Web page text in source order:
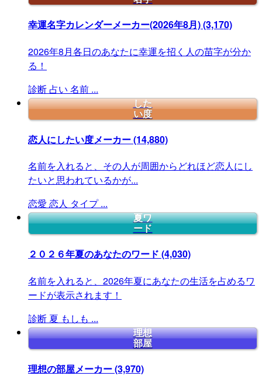
幸運名字カレンダーメーカー(2026年8月)(3,170)
2026年8月各日のあなたに幸運を招く人の苗字が分か
る！
診断 占い 名前 ...
した
い度
恋人にしたい度メーカー(14,880)
名前を入れると、その人が周囲からどれほど恋人にし
たいと思われているかが...
恋愛 恋人 タイプ ...
夏ワ
ード
２０２６年夏のあなたのワード (4,030)
名前を入れると、2026年夏にあなたの生活を占めるワ
ードが表示されます！
診断 夏 もしも ...
理想
部屋
理想の部屋メーカー(3,970)